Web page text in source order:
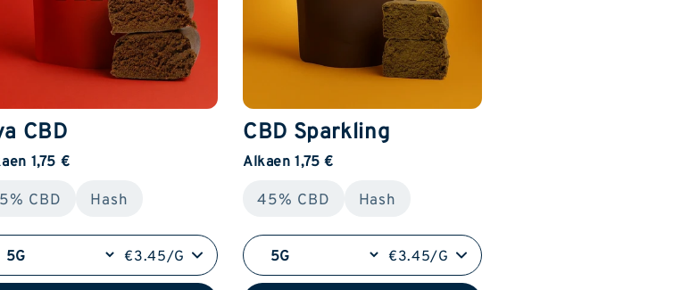
CBD
1,75 €
CBD Hash
€3.45/G
CBD Sparkling
Alkaen 1,75 €
45% CBD Hash
€3.45/G